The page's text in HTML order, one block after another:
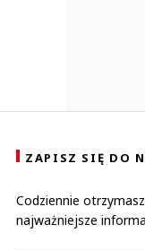
ZAPISZ SIĘ DO
Codziennie
najważniejsze